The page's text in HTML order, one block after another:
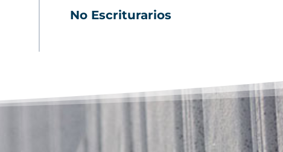
No Escriturarios